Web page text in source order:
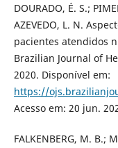
DOURADO, É. S.;
AZEVEDO, L. N.
pacientes atendidos
Brazilian Journal of
2020. Disponível em:
https://
Acesso em: 20 jun.
FALKENBERG, M. B.;